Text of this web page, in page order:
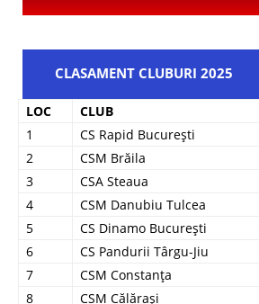
CLASAMENT CLUBURI 2025
LOC CLUB
1
CS Rapid București
2
CSM Brăila
3
CSA Steaua
4
CSM Danubiu Tulcea
5
CS Dinamo București
6
CS Pandurii Târgu-Jiu
7
CSM Constanța
8
CSM Călărași